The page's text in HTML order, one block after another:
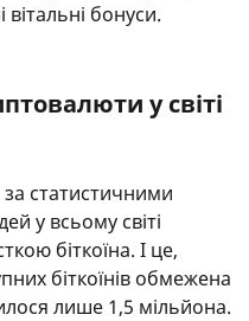
вітальні бонуси.
у світі
статистичними
у всьому світі
біткоїна. І це,
біткоїнів обмежена
лише 1,5 мільйона.